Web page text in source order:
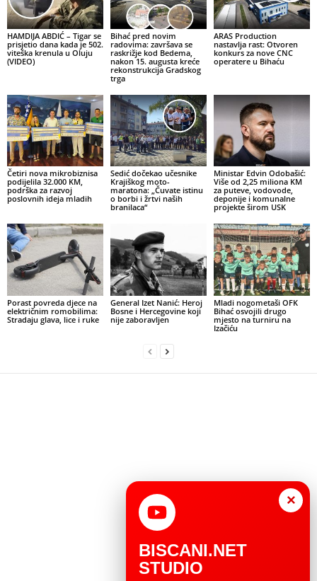
HAMDIJA ABDIĆ – Tigar se
prisjetio dana kada je 502.
viteška krenula u Oluju
(VIDEO)
Bihać pred novim
radovima: završava se
raskrižje kod Bedema,
nakon 15. augusta kreće
rekonstrukcija Gradskog
trga
ARAS Production
nastavlja rast: Otvoren
konkurs za nove CNC
operatere u Bihaću
Četiri nova mikrobiznisa
podijelila 32.000 KM,
podrška za razvoj
poslovnih ideja mladih
Sedić dočekao učesnike
Krajiškog moto-
maratona: „Čuvate istinu
o borbi i žrtvi naših
branilaca“
Ministar Edvin Odobašić:
Više od 2,25 miliona KM
za puteve, vodovode,
deponije i komunalne
projekte širom USK
Porast povreda djece na
električnim romobilima:
Stradaju glava, lice i ruke
General Izet Nanić: Heroj
Bosne i Hercegovine koji
nije zaboravljen
Mladi nogometaši OFK
Bihać osvojili drugo
mjesto na turniru na
Izačiću
×
BISCANI.NET
STUDIO